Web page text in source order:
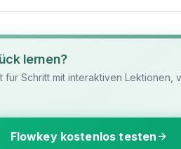
lernen?
Schritt mit interaktiven Lektionen,
Flowkey kostenlos testen